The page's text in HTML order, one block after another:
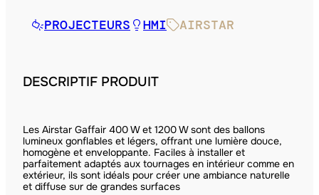
PROJECTEURS HMI AIRSTAR
DESCRIPTIF PRODUIT
Les Airstar Gaffair 400 W et 1200 W sont des ballons
lumineux gonflables et légers, offrant une lumière douce,
homogène et enveloppante. Faciles à installer et
parfaitement adaptés aux tournages en intérieur comme en
extérieur, ils sont idéals pour créer une ambiance naturelle
et diffuse sur de grandes surfaces